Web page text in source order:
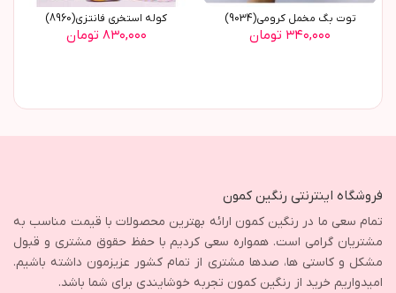
توت بگ مخمل کرومی(9034)
۳۴۰,۰۰۰ تومان
کوله استخری فانتزی(8960)
۸۳۰,۰۰۰ تومان
فروشگاه اینترنتی رنگین کمون
تمام سعی ما در رنگین کمون ارائه بهترین محصولات با قیمت مناسب به
مشتریان گرامی است. همواره سعی کردیم با حفظ حقوق مشتری و قبول
مشکل و کاستی ها، صدها مشتری از تمام کشور عزیزمون داشته باشیم.
امیدواریم خرید از رنگین کمون تجربه خوشایندی برای شما باشد.